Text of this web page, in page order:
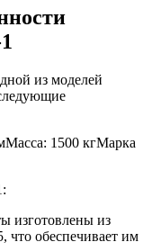
из моделей
1500 кгМарка
изготовлены из
что обеспечивает им